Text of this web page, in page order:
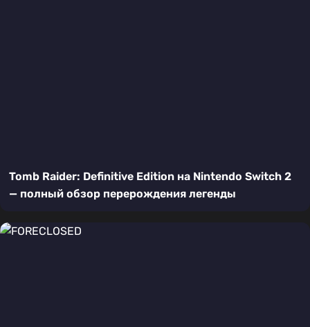
Tomb Raider: Definitive Edition на Nintendo Switch 2
— полный обзор перерождения легенды